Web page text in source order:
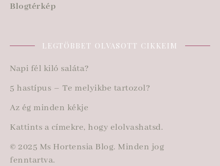
Blogtérkép
LEGTÖBBET OLVASOTT CIKKEIM
Napi fél kiló saláta?
5 hastípus – Te melyikbe tartozol?
Az ég minden kékje
Kattints a címekre, hogy elolvashatsd.
© 2025 Ms Hortensia Blog. Minden jog
fenntartva.